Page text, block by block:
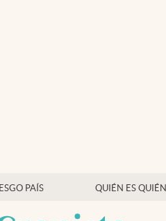
PAÍS QUIÉN ES QUIÉN